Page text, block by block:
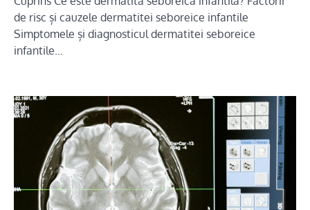
de risc și cauzele dermatitei seboreice infantile
Simptomele și diagnosticul dermatitei seboreice
infantile…